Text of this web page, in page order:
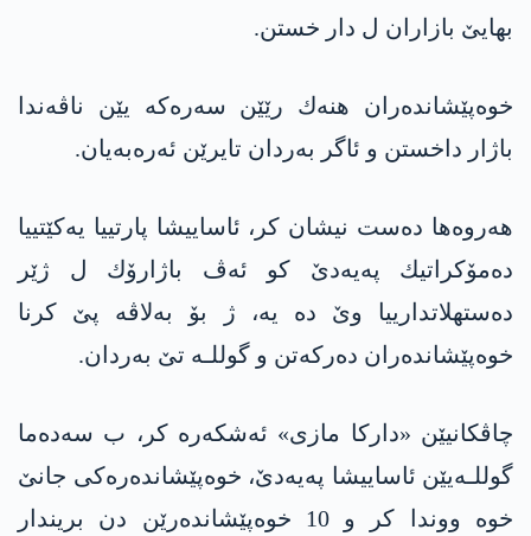
بهایێ بازاران ل دار خستن.
خوه‌پێشانده‌ران هنه‌ك رێێن سه‌ره‌كه‌ یێن ناڤه‌ندا
باژار داخستن و ئاگر به‌ردان تایرێن ئه‌ره‌به‌یان.
هه‌روه‌ها ده‌ست نیشان كر، ئاساییشا پارتییا یه‌كێتییا
ده‌مۆكراتیك په‌یه‌دێ كو ئه‌ڤ باژارۆك ل ژێر
ده‌ستهلاتدارییا وێ ده‌ یه‌، ژ بۆ به‌لاڤه‌ پێ كرنا
خوه‌پێشانده‌ران ده‌ركه‌تن و گوللـه‌ تێ به‌ردان.
چاڤكانیێن «داركا مازی» ئه‌شكه‌ره‌ كر، ب سه‌ده‌ما
گوللـه‌یێن ئاساییشا په‌یه‌دێ، خوه‌پێشانده‌ره‌كی جانێ
خوه‌ ووندا كر و 10 خوه‌پێشانده‌رێن دن بریندار